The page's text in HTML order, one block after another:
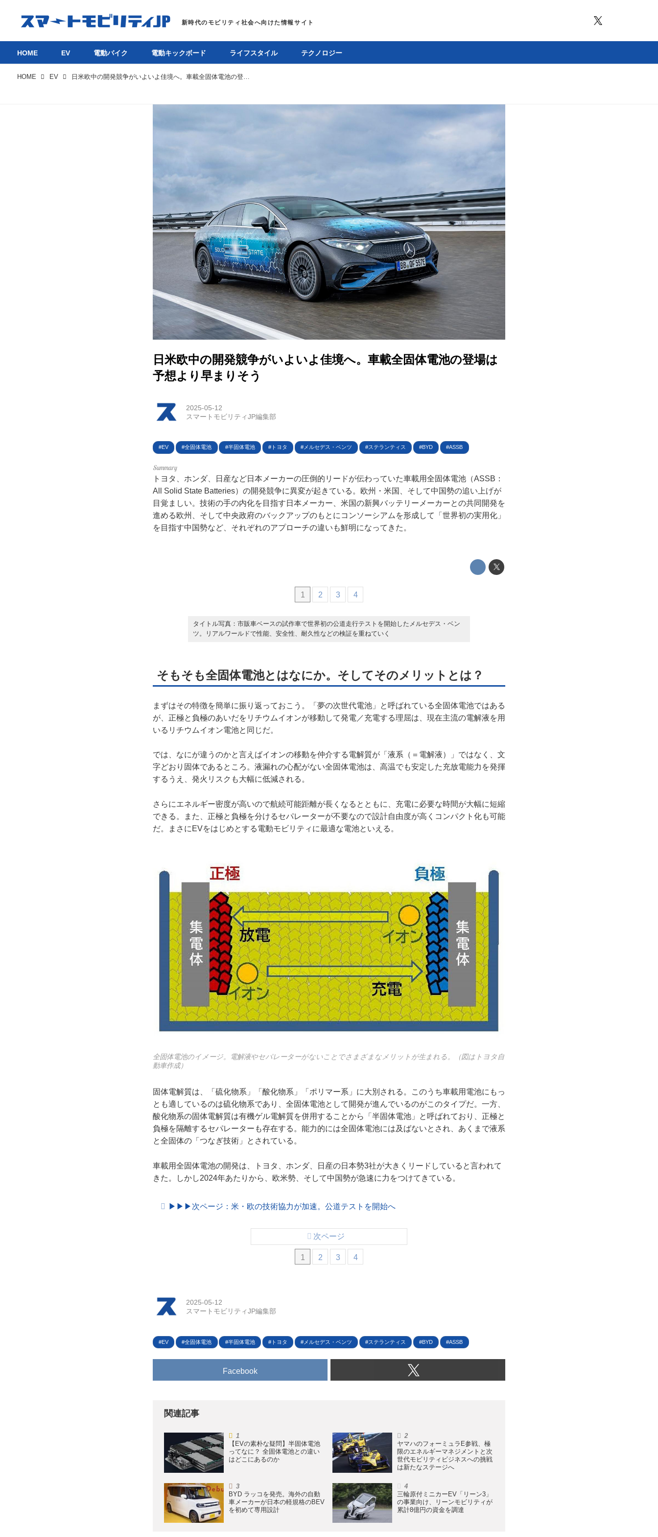
EV
電動バイク
電動キックボード
ライフスタイル
テクノロジー
このメディアについて
運営会社
プライバシーポリシー
ライター名簿
広告掲載について
HOME EV 電動バイク 電動キックボード ライフスタイル テクノロジー
HOME EV 日米欧中の開発競争がいよいよ佳境へ。車載全固体電池の登場は予想より早まりそう
日米欧中の開発競争がいよいよ佳境へ。車載全固体電池の登場は
予想より早まりそう
2025-05-12
スマートモビリティJP編集部
EV 全固体電池 半固体電池 トヨタ メルセデス・ベンツ ステランティス BYD ASSB
トヨタ、ホンダ、日産など日本メーカーの圧倒的リードが伝わっていた車載用全固体電池（ASSB：
All Solid State Batteries）の開発競争に異変が起きている。欧州・米国、そして中国勢の追い上げが
目覚ましい。技術の手の内化を目指す日本メーカー、米国の新興バッテリーメーカーとの共同開発を
進める欧州、そして中央政府のバックアップのもとにコンソーシアムを形成して「世界初の実用化」
を目指す中国勢など、それぞれのアプローチの違いも鮮明になってきた。
1 2 3 4
タイトル写真：市販車ベースの試作車で世界初の公道走行テストを開始したメルセデス・ベン
ツ。リアルワールドで性能、安全性、耐久性などの検証を重ねていく
そもそも全固体電池とはなにか。そしてそのメリットとは？
まずはその特徴を簡単に振り返っておこう。「夢の次世代電池」と呼ばれている全固体電池ではある
が、正極と負極のあいだをリチウムイオンが移動して発電／充電する理屈は、現在主流の電解液を用
いるリチウムイオン電池と同じだ。
では、なにが違うのかと言えばイオンの移動を仲介する電解質が「液系（＝電解液）」ではなく、文
字どおり固体であるところ。液漏れの心配がない全固体電池は、高温でも安定した充放電能力を発揮
するうえ、発火リスクも大幅に低減される。
さらにエネルギー密度が高いので航続可能距離が長くなるとともに、充電に必要な時間が大幅に短縮
できる。また、正極と負極を分けるセパレーターが不要なので設計自由度が高くコンパクト化も可能
だ。まさにEVをはじめとする電動モビリティに最適な電池といえる。
全固体電池のイメージ。電解液やセパレーターがないことでさまざまなメリットが生まれる。（図はトヨタ自
動車作成）
固体電解質は、「硫化物系」「酸化物系」「ポリマー系」に大別される。このうち車載用電池にもっ
とも適しているのは硫化物系であり、全固体電池として開発が進んでいるのがこのタイプだ。一方、
酸化物系の固体電解質は有機ゲル電解質を併用することから「半固体電池」と呼ばれており、正極と
負極を隔離するセパレーターも存在する。能力的には全固体電池には及ばないとされ、あくまで液系
と全固体の「つなぎ技術」とされている。
車載用全固体電池の開発は、トヨタ、ホンダ、日産の日本勢3社が大きくリードしていると言われて
きた。しかし2024年あたりから、欧米勢、そして中国勢が急速に力をつけてきている。
▶︎▶︎▶︎次ページ：米・欧の技術協力が加速。公道テストを開始へ
1 2 3 4
次ページ
2025-05-12
スマートモビリティJP編集部
EV 全固体電池 半固体電池 トヨタ メルセデス・ベンツ ステランティス BYD ASSB
Facebook
関連記事
【EVの素朴な疑問】半固体電池
ってなに？ 全固体電池との違い
はどこにあるのか
ヤマハのフォーミュラE参戦、極
限のエネルギーマネジメントと次
世代モビリティビジネスへの挑戦
は新たなステージへ
BYD ラッコを発売。海外の自動
車メーカーが日本の軽規格のBEV
を初めて専用設計
三輪原付ミニカーEV「リーン3」
の事業向け、リーンモビリティが
累計8億円の資金を調達